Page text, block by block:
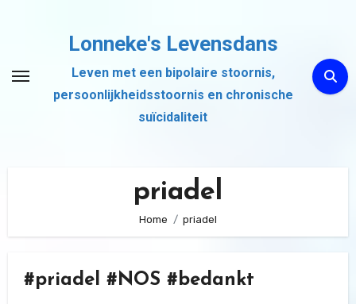
inhoud
Lonneke's Levensdans
Leven met een bipolaire stoornis,
persoonlijkheidsstoornis en chronische
suïcidaliteit
priadel
Home priadel
#priadel #NOS #bedankt